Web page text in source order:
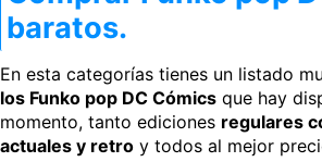
baratos.
En esta categorías tienes un listado
los Funko pop DC Cómics que hay
momento, tanto ediciones regulares
actuales y retro y todos al mejor